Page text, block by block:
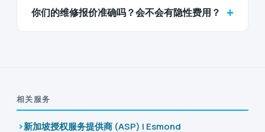
你们的维修报价准确吗？会不会有隐性费用？ +
相关服务
新加坡授权服务提供商 (ASP) | Esmond